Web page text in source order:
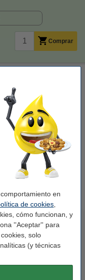
en
de cookies
cómo funcionan, y
''Aceptar'' para
solo
(y técnicas
Comprar
18 ml
Comprar
Producto descatalogado.